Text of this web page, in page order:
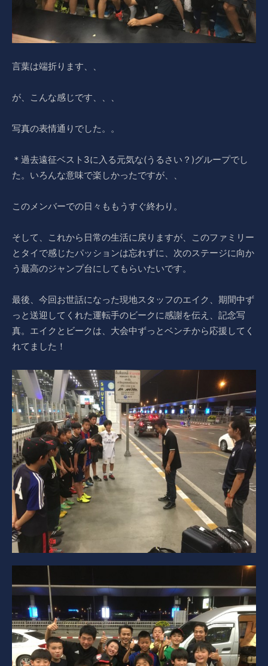
言葉は端折ります、、
が、こんな感じです、、、
写真の表情通りでした。。
＊過去遠征ベスト3に入る元気な(うるさい？)グループでし
た。いろんな意味で楽しかったですが、、
このメンバーでの日々ももうすぐ終わり。
そして、これから日常の生活に戻りますが、このファミリー
とタイで感じたパッションは忘れずに、次のステージに向か
う最高のジャンプ台にしてもらいたいです。
最後、今回お世話になった現地スタッフのエイク、期間中ず
っと送迎してくれた運転手のビークに感謝を伝え、記念写
真。エイクとビークは、大会中ずっとベンチから応援してく
れてました！